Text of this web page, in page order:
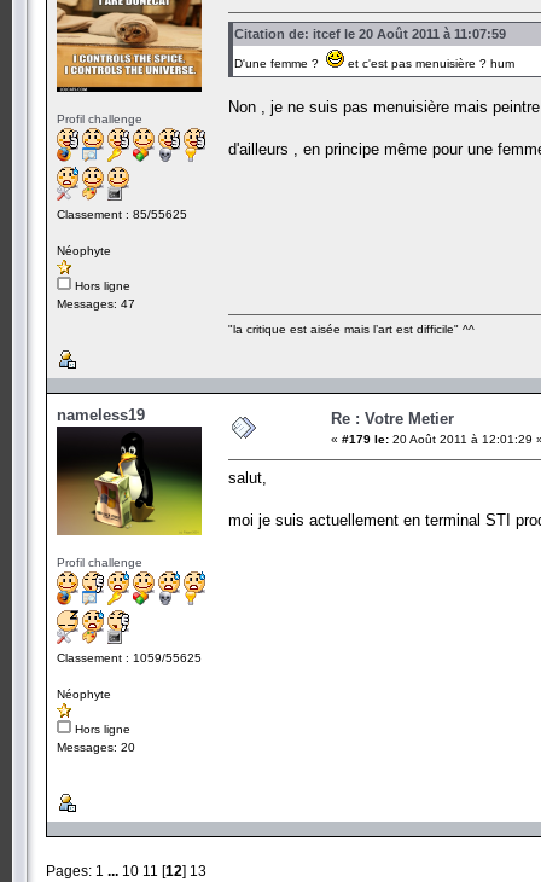
Profil challenge
Classement : 85/55625
Néophyte
Hors ligne
Messages: 47
Citation de: itcef le 20 Août 2011 à 11:07:59
D'une femme ? et c'est pas menuisière ? hum
Non , je ne suis pas menuisière mais
d'ailleurs , en principe même pour une
"la critique est aisée mais l’art est difficile" ^^
nameless19
Profil challenge
Classement : 1059/55625
Néophyte
Hors ligne
Messages: 20
Re : Votre Metier
« #179 le: 20 Août 2011 à 12:01:29
salut,
moi je suis actuellement en terminal STI
Pages: 1 ... 10 11 [12] 13